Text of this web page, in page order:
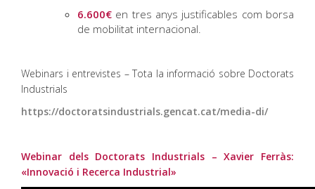
6.600€ en tres anys justificables com borsa
de mobilitat internacional.
Webinars i entrevistes – Tota la informació sobre Doctorats
Industrials
https://doctoratsindustrials.gencat.cat/media-di/
Webinar dels Doctorats Industrials – Xavier Ferràs:
«Innovació i Recerca Industrial»